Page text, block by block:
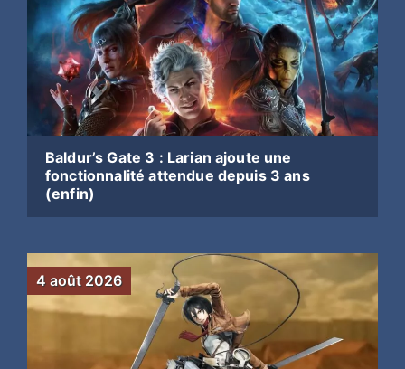
Baldur’s Gate 3 : Larian ajoute une
fonctionnalité attendue depuis 3 ans
(enfin)
4 août 2026